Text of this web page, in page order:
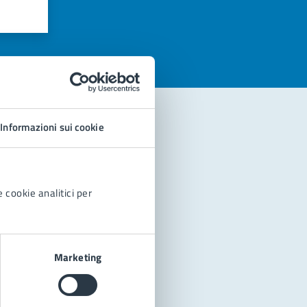
Informazioni sui cookie
cookie analitici per
Marketing